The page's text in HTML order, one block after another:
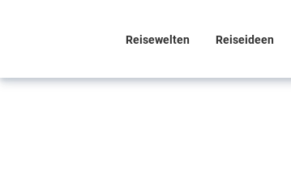
Reisewelten Reiseideen